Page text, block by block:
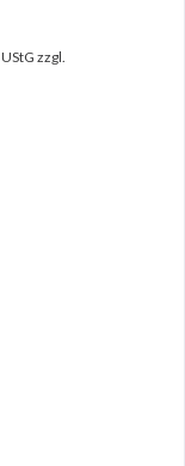
zzgl.